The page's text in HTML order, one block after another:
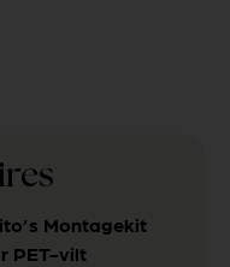
Montagekit
PET-vilt